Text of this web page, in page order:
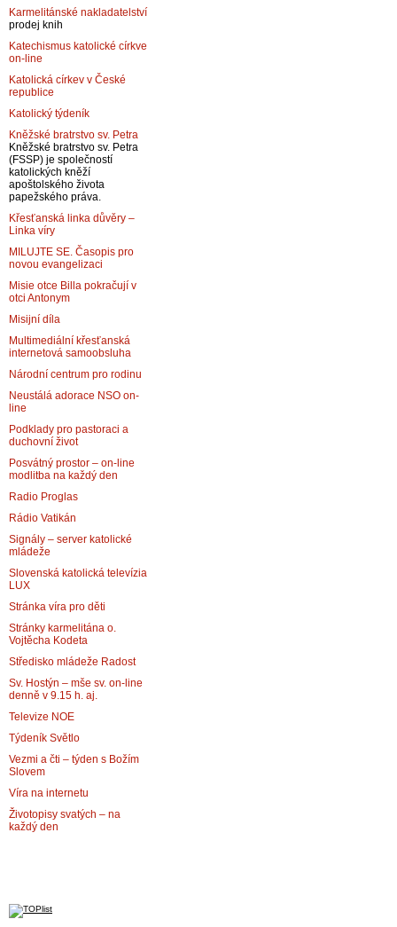
Karmelitánské nakladatelství
prodej knih
Katechismus katolické církve
on-line
Katolická církev v České
republice
Katolický týdeník
Kněžské bratrstvo sv. Petra
Kněžské bratrstvo sv. Petra
(FSSP) je společností
katolických kněží
apoštolského života
papežského práva.
Křesťanská linka důvěry –
Linka víry
MILUJTE SE. Časopis pro
novou evangelizaci
Misie otce Billa pokračují v
otci Antonym
Misijní díla
Multimediální křesťanská
internetová samoobsluha
Národní centrum pro rodinu
Neustálá adorace NSO on-
line
Podklady pro pastoraci a
duchovní život
Posvátný prostor – on-line
modlitba na každý den
Radio Proglas
Rádio Vatikán
Signály – server katolické
mládeže
Slovenská katolická televízia
LUX
Stránka víra pro děti
Stránky karmelitána o.
Vojtěcha Kodeta
Středisko mládeže Radost
Sv. Hostýn – mše sv. on-line
denně v 9.15 h. aj.
Televize NOE
Týdeník Světlo
Vezmi a čti – týden s Božím
Slovem
Víra na internetu
Životopisy svatých – na
každý den